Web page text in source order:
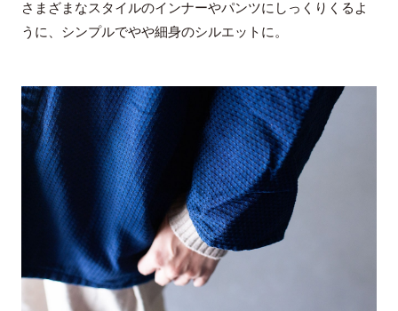
さまざまなスタイルのインナーやパンツにしっくりくるよ
うに、シンプルでやや細身のシルエットに。